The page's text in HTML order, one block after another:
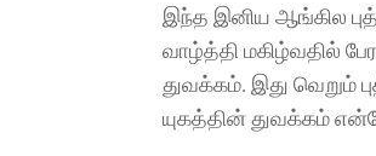
இந்த இனிய ஆங்கில
வாழ்த்தி மகிழ்வதில்
துவக்கம். இது வெறும்
யுகத்தின் துவக்கம்